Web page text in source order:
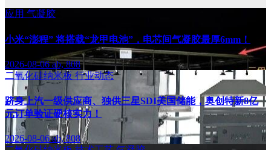
应用 气凝胶
小米“澎程” 将搭载“龙甲电池”，电芯间气凝胶最厚6mm！
2026-08-06ab, 808
二氧化硅纳米板 行业动态
跻身上汽一级供应商、独供三星SDI美国储能，奥创特新8亿
元订单验证硬核实力！
2026-08-06ab, 808